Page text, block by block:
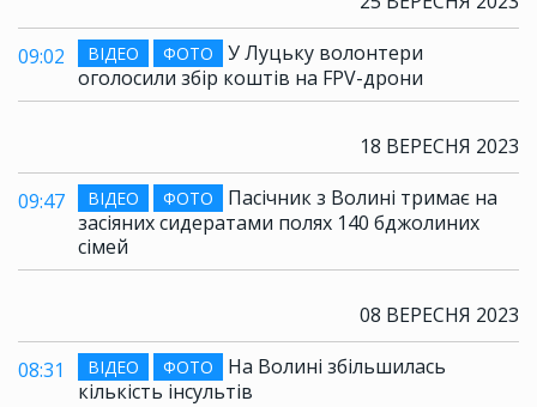
09:02 ВІДЕО ФОТО
У Луцьку волонтери
оголосили збір коштів на FPV-дрони
18 ВЕРЕСНЯ 2023
09:47 ВІДЕО ФОТО
Пасічник з Волині тримає на
засіяних сидератами полях 140 бджолиних
сімей
08 ВЕРЕСНЯ 2023
08:31 ВІДЕО ФОТО
На Волині збільшилась
кількість інсультів